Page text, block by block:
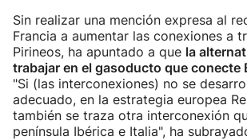
Sin realizar una mención expresa al
Francia a aumentar las conexiones a
Pirineos, ha apuntado a que la
trabajar en el gasoducto que conecte
"Si (las interconexiones) no se
adecuado, en la estrategia europea
también se traza otra interconexión
península Ibérica e Italia", ha